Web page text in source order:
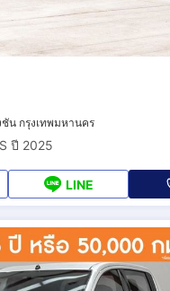
ชัน กรุงเทพมหานคร
ปี 2025
LINE